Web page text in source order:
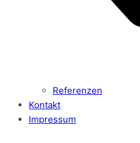
Referenzen
Kontakt
Impressum